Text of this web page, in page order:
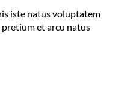
iste natus voluptatem
et arcu natus